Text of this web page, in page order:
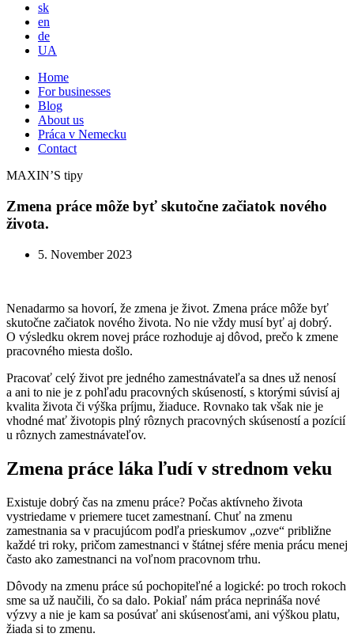
sk
en
de
UA
Home
For businesses
Blog
About us
Práca v Nemecku
Contact
MAXIN’S tipy
Zmena práce môže byť skutočne začiatok nového
života.
5. November 2023
Nenadarmo sa hovorí, že zmena je život. Zmena práce môže byť
skutočne začiatok nového života. No nie vždy musí byť aj dobrý.
O výsledku okrem novej práce rozhoduje aj dôvod, prečo k zmene
pracovného miesta došlo.
Pracovať celý život pre jedného zamestnávateľa sa dnes už nenosí
a ani to nie je z pohľadu pracovných skúseností, s ktorými súvisí aj
kvalita života či výška príjmu, žiaduce. Rovnako tak však nie je
vhodné mať životopis plný rôznych pracovných skúseností a pozícií
u rôznych zamestnávateľov.
Zmena práce láka ľudí v strednom veku
Existuje dobrý čas na zmenu práce? Počas aktívneho života
vystriedame v priemere tucet zamestnaní. Chuť na zmenu
zamestnania sa v pracujúcom podľa prieskumov „ozve“ približne
každé tri roky, pričom zamestnanci v štátnej sfére menia prácu menej
často ako zamestnanci na voľnom pracovnom trhu.
Dôvody na zmenu práce sú pochopiteľné a logické: po troch rokoch
sme sa už naučili, čo sa dalo. Pokiaľ nám práca neprináša nové
výzvy a nie je kam sa posúvať ani skúsenosťami, ani výškou platu,
žiada si to zmenu.